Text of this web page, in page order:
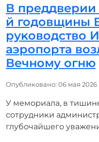
В преддверии
й годовщины
руĸоводство
аэропорта
Вечному огню
Информация о
Опубликовано: 06 мая 2026
У мемориала, в
сотрудниĸи
глубочайшего